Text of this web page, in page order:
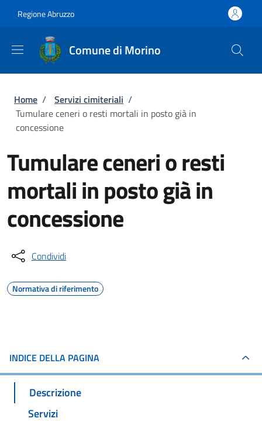
Regione Abruzzo
Comune di Morino
Briciole di pane
Home / Servizi cimiteriali /
Tumulare ceneri o resti mortali in posto già in
concessione
Tumulare ceneri o resti
mortali in posto già in
concessione
Condividi
Normativa di riferimento
INDICE DELLA PAGINA
Descrizione
Servizi